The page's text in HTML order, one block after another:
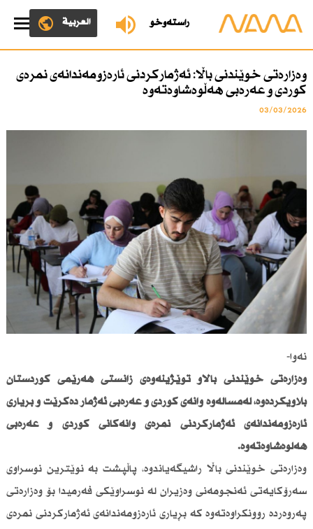
ڕاستەوخۆ العربية
وەزارەتی خوێندنی باڵا: ئەژماركردنی ئارەزومەندانەی نمرەی
كوردی و عەرەبی هەڵوەشاوەتەوە
03/03/2026
نەوا-
وەزارەتی خوێندنی باڵاو توێژینەوەی زانستی هەرێمی كوردستان
بڵاویكردەوە، لەمساڵەوە وانەی كوردی و عەرەبی ئەژمار دەكرێت و بڕیاری
ئارەزومەندانەی ئەژماركردنی نمرەی وانەكانی كوردی و عەرەبی
هەڵوەشاوەتەوە.
وەزارەتی خوێندنی باڵا راشیگەیاندوە، پاڵپشت بە نوێترین نوسراوی
سەرۆكایەتی ئەنجومەنی وەزیران لە نوسراوێكی فەرمیدا بۆ وەزارەتی
پەروەردە روونكراوەتەوە كە بڕیاری ئارەزومەندانەی ئەژماركردنی نمرەی